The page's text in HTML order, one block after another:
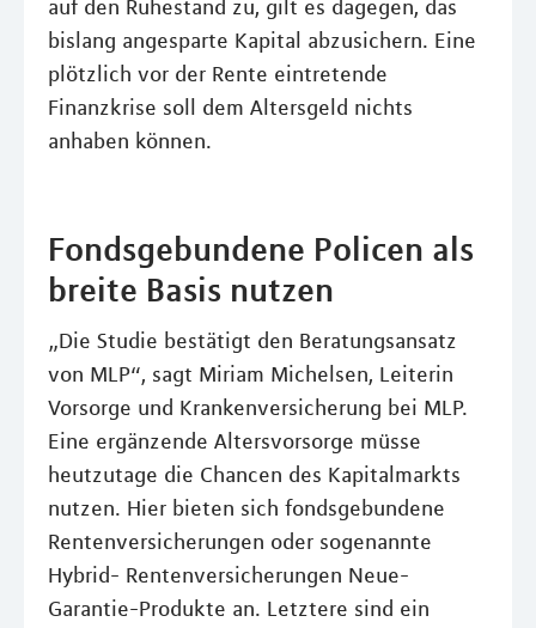
auf den Ruhestand zu, gilt es dagegen, das
bislang angesparte Kapital abzusichern. Eine
plötzlich vor der Rente eintretende
Finanzkrise soll dem Altersgeld nichts
anhaben können.
Fondsgebundene Policen als
breite Basis nutzen
„Die Studie bestätigt den Beratungsansatz
von MLP“, sagt Miriam Michelsen, Leiterin
Vorsorge und Krankenversicherung bei MLP.
Eine ergänzende Altersvorsorge müsse
heutzutage die Chancen des Kapitalmarkts
nutzen. Hier bieten sich fondsgebundene
Rentenversicherungen oder sogenannte
Hybrid- Rentenversicherungen Neue-
Garantie-Produkte an. Letztere sind ein